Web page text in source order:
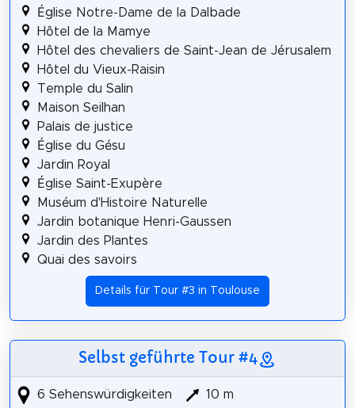
Église Notre-Dame de la Dalbade
Hôtel de la Mamye
Hôtel des chevaliers de Saint-Jean de Jérusalem
Hôtel du Vieux-Raisin
Temple du Salin
Maison Seilhan
Palais de justice
Église du Gésu
Jardin Royal
Église Saint-Exupère
Muséum d'Histoire Naturelle
Jardin botanique Henri-Gaussen
Jardin des Plantes
Quai des savoirs
Details für Tour #3 in Toulouse
Selbst geführte Tour #4
6 Sehenswürdigkeiten
10 m